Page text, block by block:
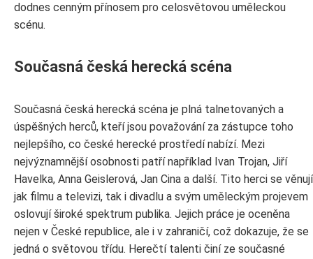
dodnes cenným přínosem pro celosvětovou uměleckou
scénu.
Současná česká herecká scéna
Současná česká herecká scéna je plná talnetovaných a
úspěšných herců, kteří jsou považování za zástupce toho
nejlepšího, co české herecké prostředí nabízí. Mezi
nejvýznamnější osobnosti patří například Ivan Trojan, Jiří
Havelka, Anna Geislerová, Jan Cina a další. Tito herci se věnují
jak filmu a televizi, tak i divadlu a svým uměleckým projevem
oslovují široké spektrum publika. Jejich práce je oceněna
nejen v České republice, ale i v zahraničí, což dokazuje, že se
jedná o světovou třídu. Herečtí talenti činí ze současné